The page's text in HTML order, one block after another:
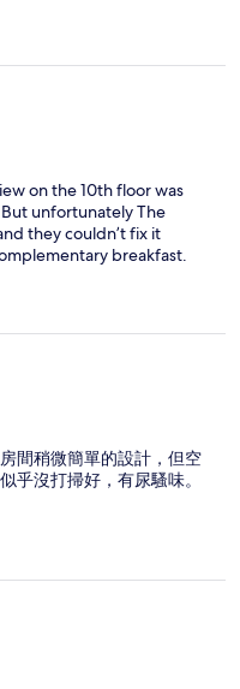
on the 10th floor was
unfortunately The
they couldn’t fix it
breakfast.
間稍微簡單的設計，但空
乎沒打掃好，有尿騷味。